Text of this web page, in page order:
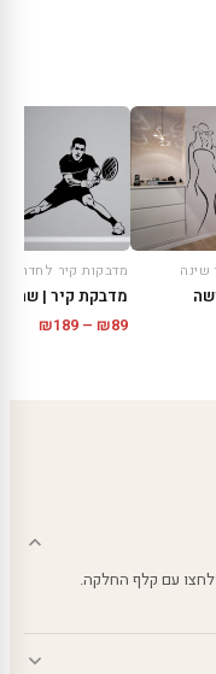
שינה מדבקות קיר לחדר
מדבקת קיר | שחקן
₪89
–
₪189
עם קלף החלקה.